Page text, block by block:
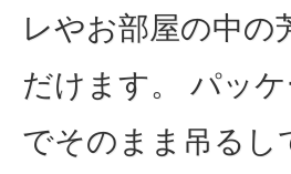
レやお部屋の中の
だけます。 パッ
でそのまま吊るし